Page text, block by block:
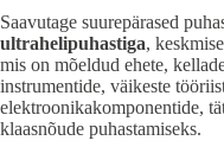
Saavutage suurepärased
ultrahelipuhastiga,
mis on mõeldud ehete,
instrumentide, väikeste
elektroonikakomponentide,
klaasnõude puhastamiseks.